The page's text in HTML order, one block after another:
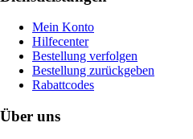
Mein Konto
Hilfecenter
Bestellung verfolgen
Bestellung zurückgeben
Rabattcodes
Über uns